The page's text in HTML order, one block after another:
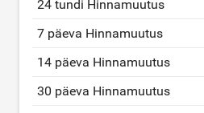
24 tundi Hinnamuutus
7 päeva Hinnamuutus
14 päeva Hinnamuutus
30 päeva Hinnamuutus